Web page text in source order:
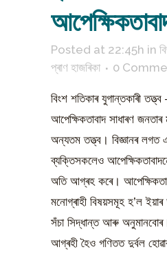
Posted at 22:45h in
প্ৰাণ হাজৰিকা
0
বিংশ শতিকাৰ যুগান্তকাৰী
আপেক্ষিকতাবাদ সাধাৰণ
অন্যতম তত্ত্ব। বিজ্ঞানৰ লগত
ব্যক্তিসকলেও
অতি আগ্ৰহ কৰে।
মনোগ্ৰাহী বিষয়সমূহ হ’ল
সঁচা সিদ্ধান্ত আৰু
আগ্ৰহী হৈও গণিতত দুৰ্বল